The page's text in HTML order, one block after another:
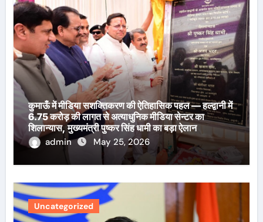
कुमाऊँ में मीडिया सशक्तिकरण की ऐतिहासिक पहल — हल्द्वानी में
6.75 करोड़ की लागत से अत्याधुनिक मीडिया सेन्टर का
शिलान्यास, मुख्यमंत्री पुष्कर सिंह धामी का बड़ा ऐलान
admin
May 25, 2026
Uncategorized